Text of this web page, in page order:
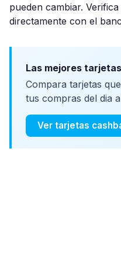
pueden cambiar.
directamente con el
Las mejores
Compara tarjetas
tus compras del dia
Ver tarjetas